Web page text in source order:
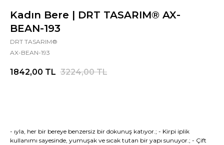
Kadın Bere | DRT TASARIM® AX-
BEAN-193
DRT TASARIM®
AX-BEAN-193
1842,00 TL 3224,00 TL
- ıyla, her bir bereye benzersiz bir dokunuş katıyor.; - Kirpi iplik
kullanımı sayesinde, yumuşak ve sıcak tutan bir yapı sunuyor.; - Çift